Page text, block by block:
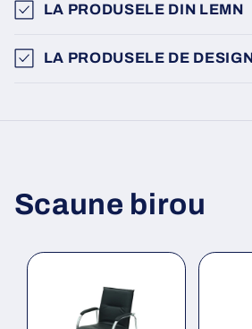
LA PRODUSELE DIN LEMN
LA PRODUSELE DE DESIGN
Scaune birou